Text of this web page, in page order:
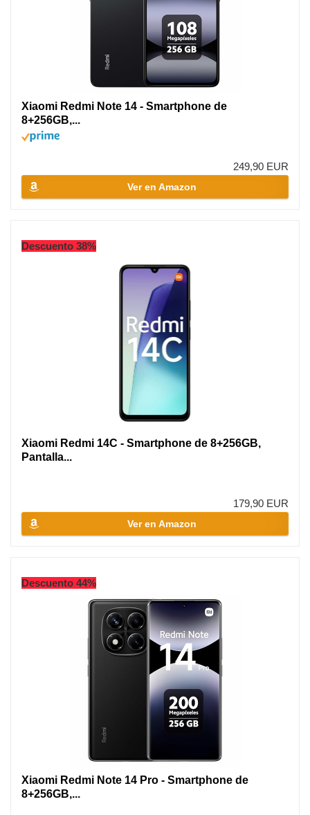
Xiaomi Redmi Note 14 - Smartphone de
8+256GB,...
249,90 EUR
Ver en Amazon
Descuento 38%
Xiaomi Redmi 14C - Smartphone de 8+256GB,
Pantalla...
179,90 EUR
Ver en Amazon
Descuento 44%
Xiaomi Redmi Note 14 Pro - Smartphone de
8+256GB,...